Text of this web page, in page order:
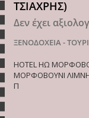
ΤΣΙΑΧΡΗΣ)
Δεν έχει
ΞΕΝΟΔΟΧΕΙΑ -
HOTEL ΗΩ
ΜΟΡΦΟΒΟΥΝΙ
Π